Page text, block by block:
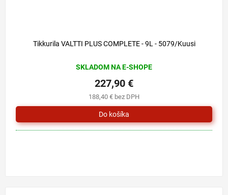
Tikkurila VALTTI PLUS COMPLETE - 9L - 5079/Kuusi
SKLADOM NA E-SHOPE
188,40 € bez DPH
227,90 €